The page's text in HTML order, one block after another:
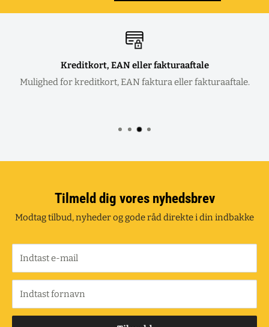
Kreditkort, EAN eller fakturaaftale
Mulighed for kreditkort, EAN faktura eller fakturaaftale.
Tilmeld dig vores nyhedsbrev
Modtag tilbud, nyheder og gode råd direkte i din indbakke
Indtast e-mail
Indtast fornavn